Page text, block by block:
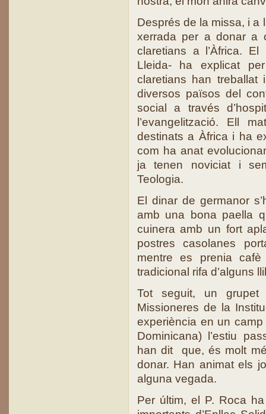
Després de la missa, i a
xerrada per a donar a
claretians a l’Àfrica.
Lleida- ha explicat
claretians han treballat
diversos països del
social a través
l’evangelització. Ell
destinats a Àfrica i ha
com ha anat
ja tenen noviciat i
Teologia.
El dinar de germanor
amb una bona paella
cuinera amb un fort
postres casolanes
mentre es prenia
tradicional rifa d’alguns
Tot seguit, un
Missioneres de la
experiència en un
Dominicana) l’estiu
han dit que, és molt
donar. Han animat els
alguna vegada.
Per últim, el P. Roca